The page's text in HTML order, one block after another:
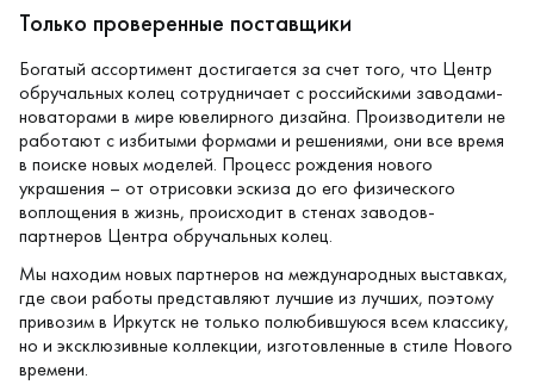
Только проверенные поставщики
Богатый ассортимент достигается за счет того, что Центр
обручальных колец сотрудничает с российскими заводами-
новаторами в мире ювелирного дизайна. Производители не
работают с избитыми формами и решениями, они все время
в поиске новых моделей. Процесс рождения нового
украшения – от отрисовки эскиза до его физического
воплощения в жизнь, происходит в стенах заводов-
партнеров Центра обручальных колец.
Мы находим новых партнеров на международных выставках,
где свои работы представляют лучшие из лучших, поэтому
привозим в Иркутск не только полюбившуюся всем классику,
но и эксклюзивные коллекции, изготовленные в стиле Нового
времени.